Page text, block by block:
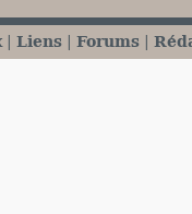
Liens Forums